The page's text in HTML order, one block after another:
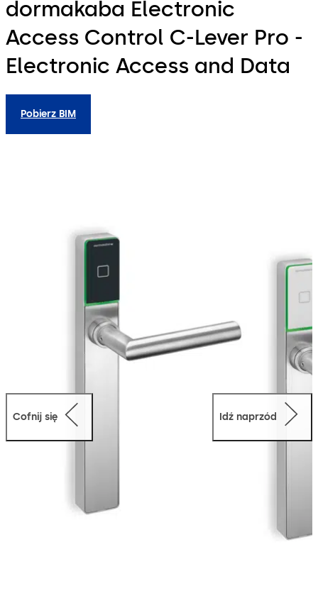
dormakaba Electronic
Access Control C-Lever Pro -
Electronic Access and Data
Pobierz BIM
Cofnij się Idź naprzód